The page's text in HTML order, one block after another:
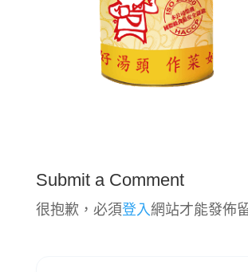
Submit a Comment
很抱歉，必須登入網站才能發佈